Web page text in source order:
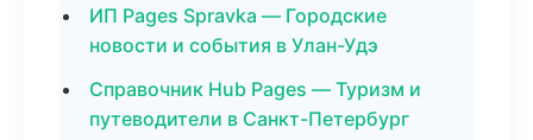
ИП Pages Spravka — Городские
новости и события в Улан-Удэ
Справочник Hub Pages — Туризм и
путеводители в Санкт-Петербург